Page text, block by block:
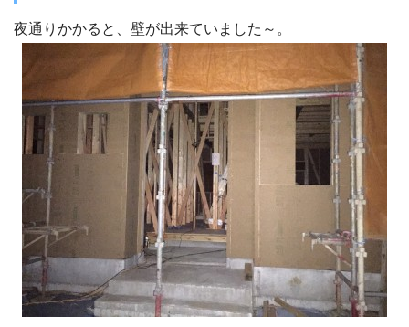
夜通りかかると、壁が出来ていました～。